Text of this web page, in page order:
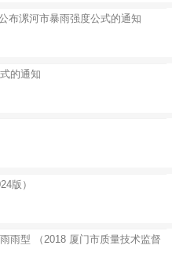
政府 2023年11月 关于公布漯河市暴雨强度公式的通知
的通知
版）
技术监督